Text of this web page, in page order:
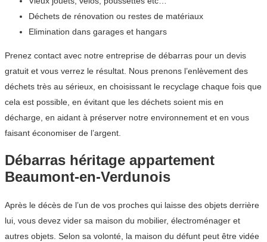
Déchets de rénovation ou restes de matériaux
Elimination dans garages et hangars
Prenez contact avec notre entreprise de débarras pour un devis
gratuit et vous verrez le résultat. Nous prenons l’enlèvement des
déchets très au sérieux, en choisissant le recyclage chaque fois que
cela est possible, en évitant que les déchets soient mis en
décharge, en aidant à préserver notre environnement et en vous
faisant économiser de l’argent.
Débarras héritage appartement
Beaumont-en-Verdunois
Après le décès de l’un de vos proches qui laisse des objets derrière
lui, vous devez vider sa maison du mobilier, électroménager et
autres objets. Selon sa volonté, la maison du défunt peut être vidée